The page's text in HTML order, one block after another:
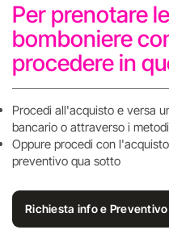
Per prenotare
bomboniere
procedere in
Procedi all'acquisto e versa
bancario o attraverso i
Oppure procedi con
preventivo qua sotto
Richiesta info e Preventivo